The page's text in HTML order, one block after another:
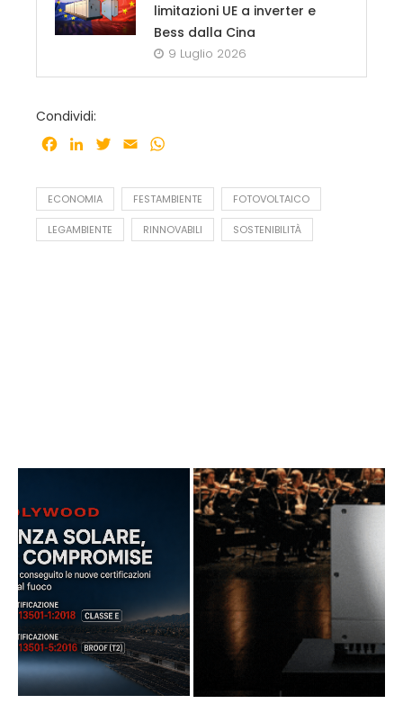
limitazioni UE a inverter e
Bess dalla Cina
9 Luglio 2026
Condividi:
Facebook
LinkedInTwitter
Email
ECONOMIA FESTAMBIENTE FOTOVOLTAICO
LEGAMBIENTE RINNOVABILI SOSTENIBILITÀ